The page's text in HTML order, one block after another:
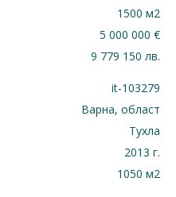
1500 м2
5 000 000 €
9 779 150 лв.
it-103279
Варна, област
Тухла
2013 г.
1050 м2